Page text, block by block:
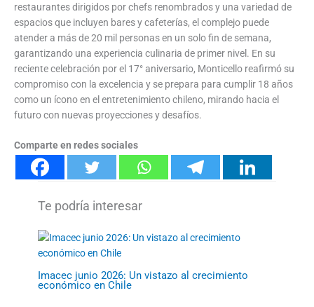
restaurantes dirigidos por chefs renombrados y una variedad de
espacios que incluyen bares y cafeterías, el complejo puede
atender a más de 20 mil personas en un solo fin de semana,
garantizando una experiencia culinaria de primer nivel. En su
reciente celebración por el 17° aniversario, Monticello reafirmó su
compromiso con la excelencia y se prepara para cumplir 18 años
como un ícono en el entretenimiento chileno, mirando hacia el
futuro con nuevas proyecciones y desafíos.
Comparte en redes sociales
Imacec junio 2026: Un vistazo al crecimiento
económico en Chile